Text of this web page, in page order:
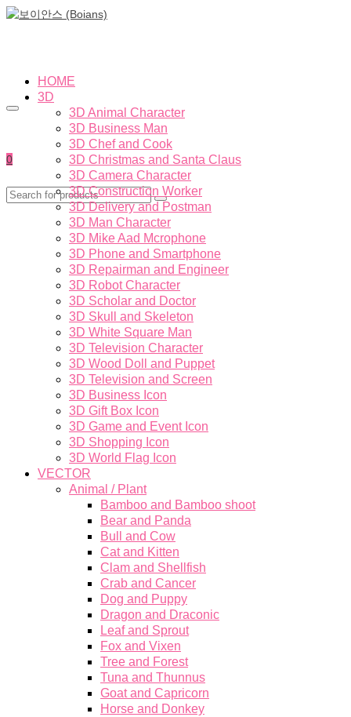
0
HOME
3D
3D Animal Character
3D Business Man
3D Chef and Cook
3D Christmas and Santa Claus
3D Camera Character
3D Construction Worker
3D Delivery and Postman
3D Man Character
3D Mike Aad Mcrophone
3D Phone and Smartphone
3D Repairman and Engineer
3D Robot Character
3D Scholar and Doctor
3D Skull and Skeleton
3D White Square Man
3D Television Character
3D Wood Doll and Puppet
3D Television and Screen
3D Business Icon
3D Gift Box Icon
3D Game and Event Icon
3D Shopping Icon
3D World Flag Icon
VECTOR
Animal / Plant
Bamboo and Bamboo shoot
Bear and Panda
Bull and Cow
Cat and Kitten
Clam and Shellfish
Crab and Cancer
Dog and Puppy
Dragon and Draconic
Leaf and Sprout
Fox and Vixen
Tree and Forest
Tuna and Thunnus
Goat and Capricorn
Horse and Donkey